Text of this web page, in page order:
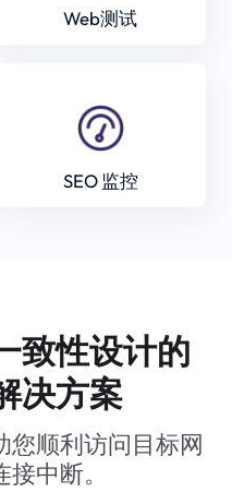
Web测试
SEO 监控
致性设计的
决方案
您顺利访问目标网
中断。